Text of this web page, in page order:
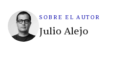
SOBRE EL AUTOR
Julio Alejo